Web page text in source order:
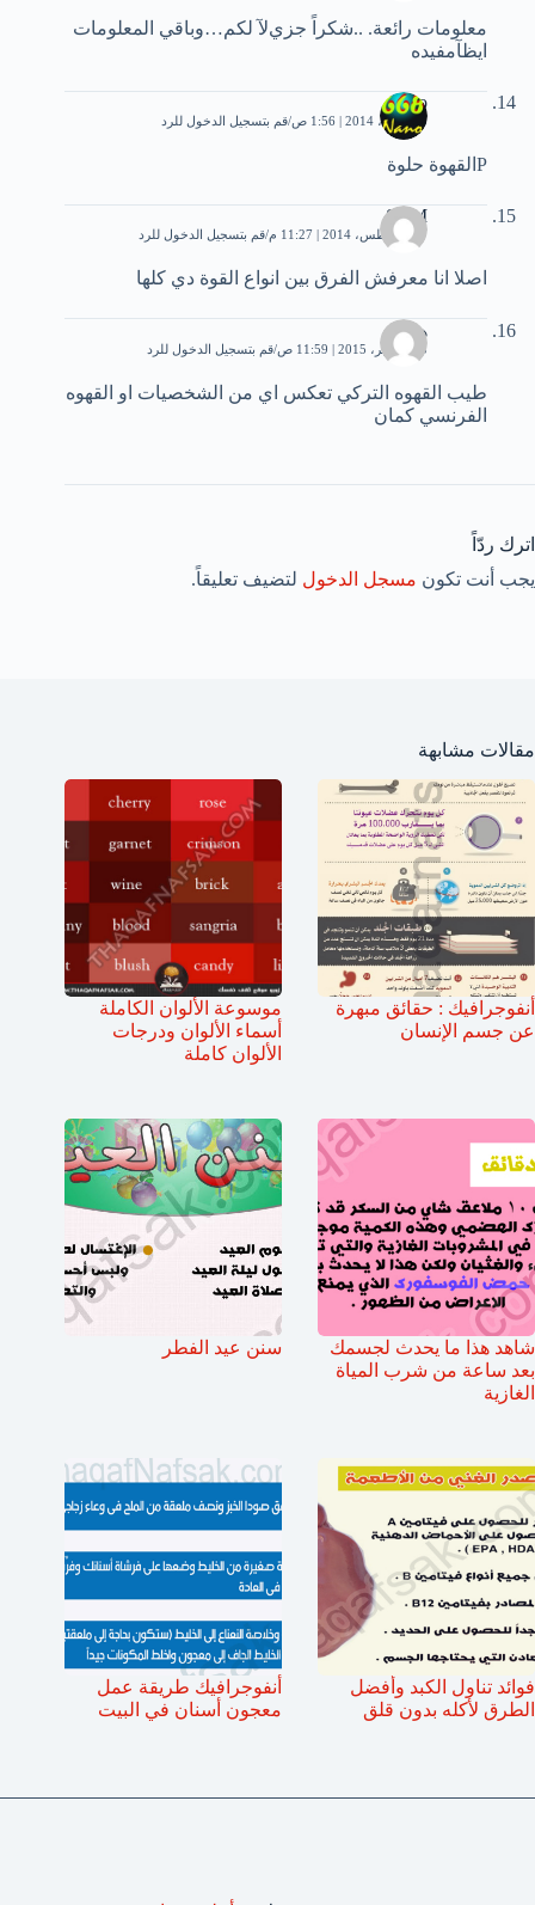
معلومات رائعة. ..شكراً جزيﻵ لكم…وباقي المعلومات
ايظآمفيده
nano
23 أبريل، 2014 | 1:56 ص قم بتسجيل الدخول للرد
Pالقهوة حلوة
SAM
27 أغسطس، 2014 | 11:27 م قم بتسجيل الدخول للرد
اصلا انا معرفش الفرق بين انواع القوة دي كلها
هبه
15 نوفمبر، 2015 | 11:59 ص قم بتسجيل الدخول للرد
طيب القهوه التركي تعكس اي من الشخصيات او القهوه
الفرنسي كمان
اترك ردّاً
يجب أنت تكون مسجل الدخول لتضيف تعليقاً.
مقالات مشابهة
أنفوجرافيك : حقائق مبهرة
عن جسم الإنسان
موسوعة الألوان الكاملة
أسماء الألوان ودرجات
الألوان كاملة
شاهد هذا ما يحدث لجسمك
بعد ساعة من شرب المياة
الغازية
سنن عيد الفطر
فوائد تناول الكبد وأفضل
الطرق لأكله بدون قلق
أنفوجرافيك طريقة عمل
معجون أسنان في البيت